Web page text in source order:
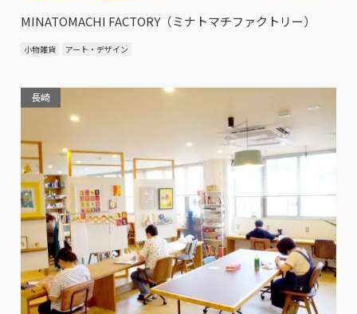
MINATOMACHI FACTORY（ミナトマチファクトリー）
小物雑貨 アート・デザイン
長崎